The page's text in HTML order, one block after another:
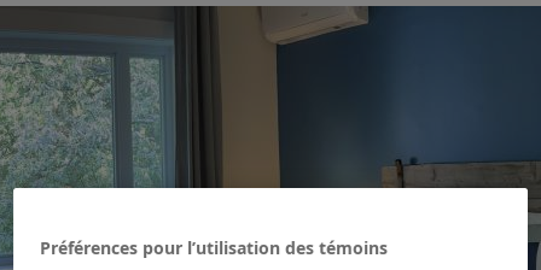
Préférences pour l’utilisation des témoins